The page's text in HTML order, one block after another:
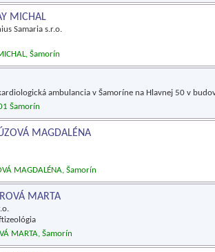
MICHAL
Samaria s.r.o.
Šamorín
ambulancia v Šamoríne na Hlavnej 50 v
Šamorín
MAGDALÉNA
MAGDALÉNA, Šamorín
MARTA
MARTA, Šamorín